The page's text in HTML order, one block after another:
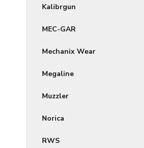
Kalibrgun
MEC-GAR
Mechanix Wear
Megaline
Muzzler
Norica
RWS